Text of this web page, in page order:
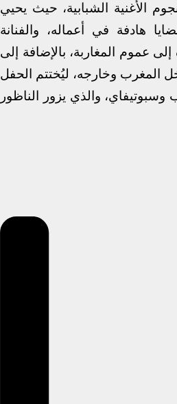
الأغنية الشبابية، حيث يحيي
هادفة في أعماله، والفنانة
عموم المغاربة، بالإضافة إلى
المغرب وخارجه، ليُختتم الحفل
والذي يزور الناظور